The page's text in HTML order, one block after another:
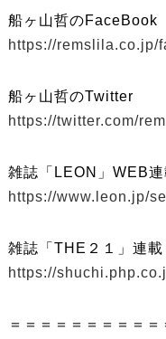
船ヶ山哲のFaceBook
https://remslila.co.jp/
船ヶ山哲のTwitter
https://twitter.com/
雑誌「LEON」WEB連
https://www.leon.jp/
雑誌「THE２１」連載
https://
＝＝＝＝＝＝＝＝＝